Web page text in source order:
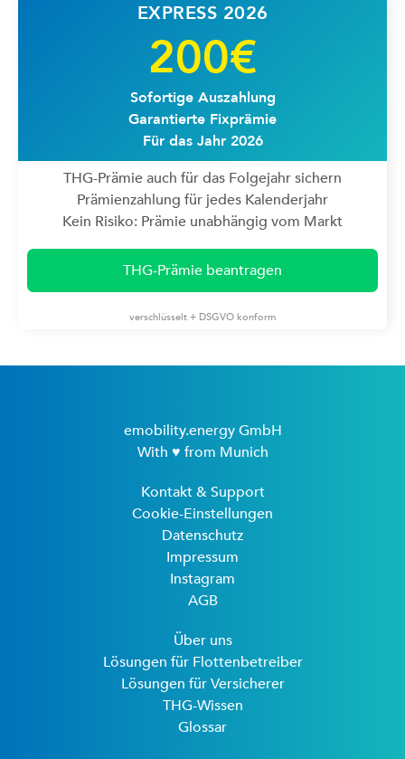
EXPRESS 2026
200€
Sofortige Auszahlung
Garantierte Fixprämie
Für das Jahr 2026
THG-Prämie auch für das Folgejahr sichern
Prämienzahlung für jedes Kalenderjahr
Kein Risiko: Prämie unabhängig vom Markt
THG-Prämie beantragen
verschlüsselt + DSGVO konform
emobility.energy GmbH
With ♥ from Munich
Kontakt & Support
Cookie-Einstellungen
Datenschutz
Impressum
Instagram
AGB
Über uns
Lösungen für Flottenbetreiber
Lösungen für Versicherer
THG-Wissen
Glossar